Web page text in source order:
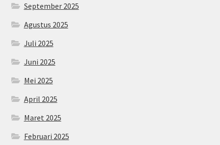
September 2025
Agustus 2025
Juli 2025
Juni 2025
Mei 2025
April 2025
Maret 2025
Februari 2025